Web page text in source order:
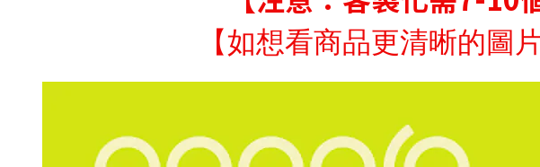
【如想看商品更清晰的圖